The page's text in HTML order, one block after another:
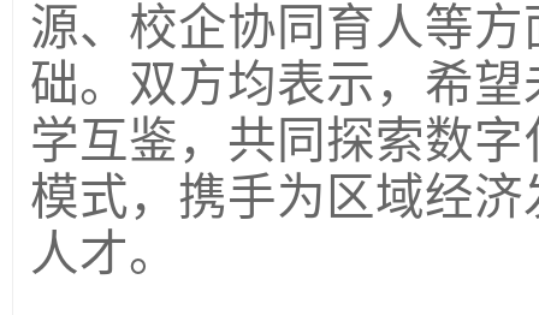
源、校企协同育人等
础。双方均表示，希
学互鉴，共同探索数字
模式，携手为区域经
人才。